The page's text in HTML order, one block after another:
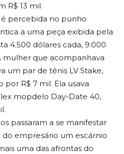
R$ 13 mil.
é percebida no punho
a uma peça exibida pela
4.500 dólares cada, 9.000
mulher que acompanhava
um par de tênis LV Stake,
R$ 7 mil. Ela usava
mopdelo Day-Date 40,
passaram a se manifestar
empresário um escárnio
uma das afrontas do